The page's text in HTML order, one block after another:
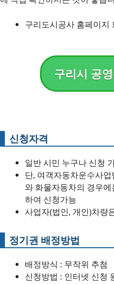
구리도시공사 홈페이지
구리시 공
신청자격
일반 시민 누구나 신청
단, 여객자동차운수사
와 화물자동차의 경우
하여 신청가능
사업자(법인, 개인)차량
정기권 배정방법
배정방식 : 무작위 추첨
신청방법 : 인터넷 신청